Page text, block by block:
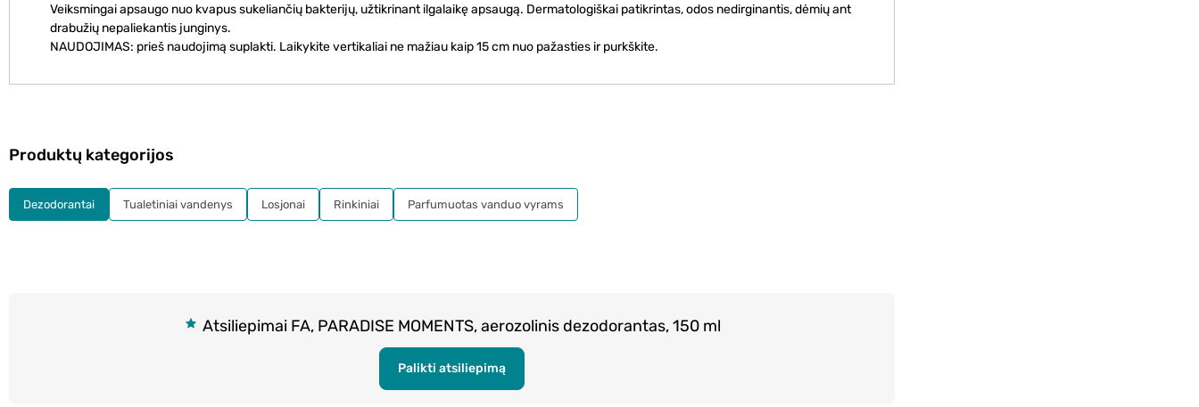
Veiksmingai apsaugo nuo kvapus sukeliančių bakterijų, užtikrinant ilgalaikę apsaugą. Dermatologiškai patikrintas, odos nedirginantis, dėmių ant
drabužių nepaliekantis junginys.
NAUDOJIMAS: prieš naudojimą suplakti. Laikykite vertikaliai ne mažiau kaip 15 cm nuo pažasties ir purkškite.
Atsiliepimai FA, PARADISE MOMENTS, aerozolinis dezodorantas, 150 ml
Palikti atsiliepimą
Produktų kategorijos
Dezodorantai Tualetiniai vandenys Losjonai Rinkiniai Parfumuotas vanduo vyrams